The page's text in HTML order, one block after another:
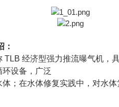
：
经济型强力推流曝气机，
设备，广泛
；在水体修复实践中，对水